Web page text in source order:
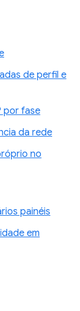
de perfil e
por fase
da rede
no
painéis
em